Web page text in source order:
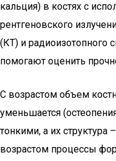
кальция) в костях с
рентгеновского
(КТ) и радиоизотопного
помогают оценить
С возрастом объем
уменьшается
тонкими, а их структура
возрастом процессы